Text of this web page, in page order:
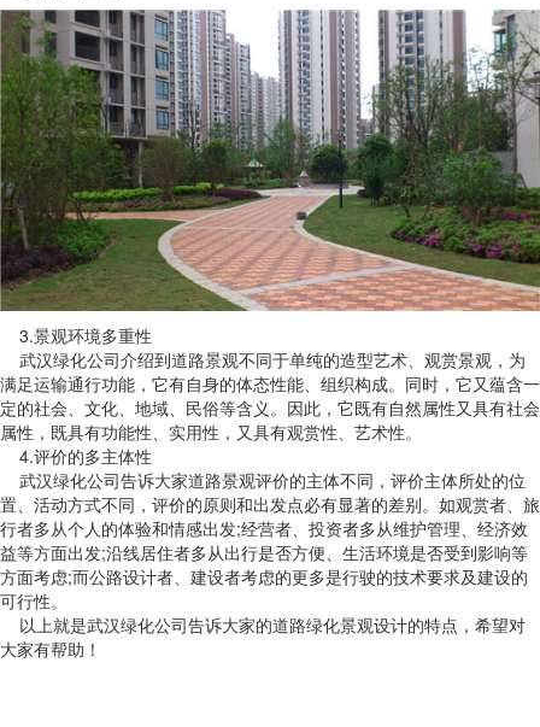
3.景观环境多重性
武汉绿化公司介绍到道路景观不同于单纯的造型艺术、观赏景观，为
满足运输通行功能，它有自身的体态性能、组织构成。同时，它又蕴含一
定的社会、文化、地域、民俗等含义。因此，它既有自然属性又具有社会
属性，既具有功能性、实用性，又具有观赏性、艺术性。
4.评价的多主体性
武汉绿化公司告诉大家道路景观评价的主体不同，评价主体所处的位
置、活动方式不同，评价的原则和出发点必有显著的差别。如观赏者、旅
行者多从个人的体验和情感出发;经营者、投资者多从维护管理、经济效
益等方面出发;沿线居住者多从出行是否方便、生活环境是否受到影响等
方面考虑;而公路设计者、建设者考虑的更多是行驶的技术要求及建设的
可行性。
以上就是武汉绿化公司告诉大家的道路绿化景观设计的特点，希望对
大家有帮助！